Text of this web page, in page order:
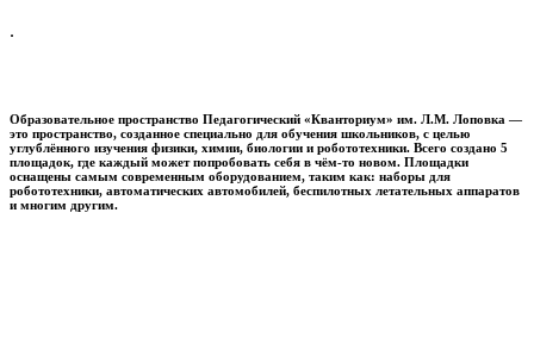
.
Образовательное пространство Педагогический «Кванториум» им. Л.М. Лоповка —
это пространство, созданное специально для обучения школьников, с целью
углублённого изучения физики, химии, биологии и робототехники. Всего создано 5
площадок, где каждый может попробовать себя в чём-то новом. Площадки
оснащены самым современным оборудованием, таким как: наборы для
робототехники, автоматических автомобилей, беспилотных летательных аппаратов
и многим другим.